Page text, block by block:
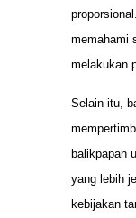
memahami
melakukan
Selain itu,
balikpapan
yang lebih
kebijakan